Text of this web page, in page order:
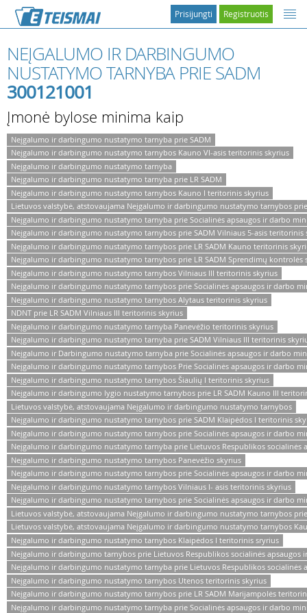
Registruotis
Prisijungti
NEĮGALUMO IR DARBINGUMO
NUSTATYMO TARNYBA PRIE SADM
300121001
Įmonė bylose minima kaip
Neįgalumo ir darbingumo nustatymo tarnyba prie SADM
Neįgalumo ir darbingumo nustatymo tarnybos Kauno VI-asis teritorinis skyrius
Neįgalumo ir darbingumo nustatymo tarnyba
Neįgalumo ir darbingumo nustatymo tarnyba prie LR SADM
Neįgalumo ir darbingumo nustatymo tarnybos Kauno I teritorinis skyrius
Lietuvos valstybė, atstovaujama Neįgalumo ir darbingumo nustatymo tarnybos
Neįgalumo ir darbingumo nustatymo tarnyba prie Socialinės apsaugos ir darbo
Neįgalumo ir darbingumo nustatymo tarnybos prie SADM Vilniaus 5-asis teritorinis
Neįgalumo ir darbingumo nustatymo tarnybos prie LR SADM Kauno teritorinis
Neįgalumo ir darbingumo nustatymo tarnybos prie LR SADM Sprendimų kontrolės
Neįgalumo ir darbingumo nustatymo tarnybos Vilniaus III teritorinis skyrius
Neįgalumo ir darbingumo nustatymo tarnybos prie Socialinės apsaugos ir darbo
Neįgalumo ir darbingumo nustatymo tarnybos Alytaus teritorinis skyrius
NDNT prie LR SADM Vilniaus III teritorinis skyrius
Neįgalumo ir darbingumo nustatymo tarnyba Panevėžio teritorinis skyrius
Neįgalumo ir darbingumo nustatymo tarnyba prie SADM Vilniaus III teritorinis
Neįgalumo ir Darbingumo nustatymo tarnyba prie Socialinės apsaugos ir darbo
Neįgalumo ir darbingumo nustatymo tarnybos Prie Socialinės apsaugos ir darbo
Neįgalumo ir darbingumo nustatymo tarnybos Šiaulių I teritorinis skyrius
Neįgalumo ir darbingumo lygio nustatymo tarnybos prie LR SADM Kauno III
Lietuvos valstybė, atstovaujama Neįgalumo ir darbingumo nustatymo tarnybos
Neįgalumo ir darbingumo nustatymo tarnybos prie SADM Klaipėdos I teritorinis
Neįgalumo ir darbingumo nustatymo tarnybos prie Socialinės apsaugos ir darbo
Neįgalumo ir darbingumo nustatymo tarnyba prie Lietuvos Respublikos socialinės
Neįgalumo ir darbingumo nustatymo tarnybos Panevėžio skyrius
Neįgalumo ir darbingumo nustatymo tarnybos prie Socialinės apsaugos ir darbo
Neįgalumo ir darbingumo nustatymo tarnybos Vilniaus I- asis teritorinis skyrius
Neįgalumo ir darbingumo nustatymo tarnybos prie Socialinės apsaugos ir darbo
Lietuvos valstybė, atstovaujama Neįgalumo ir darbingumo nustatymo tarnybos
Lietuvos valstybė, atstovaujama Neįgalumo ir darbingumo nustatymo tarnybos
Neįgalumo ir darbingumo nustatymo tarnybos Klaipėdos I teritorinis sryrius
Neįgalumo ir darbingumo tarnybos prie Lietuvos Respublikos socialinės
Neįgalumo ir darbingumo nustatymo tarnyba prie Lietuvos Respublikos
Neįgalumo ir darbingumo nustatymo tarnybos Utenos teritorinis skyrius
Neįgalumo ir darbingumo nustatymo tarnybos prie LR SADM Marijampolės
Neįgalumo ir darbingumo nustatymo tarnyba prie Socialinės apsaugos ir darbo